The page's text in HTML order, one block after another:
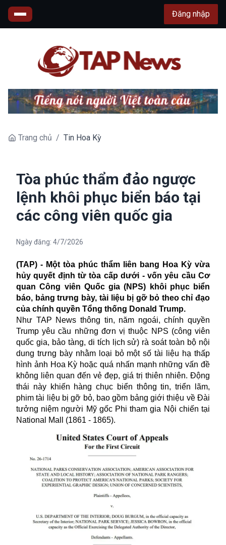
Đăng nhập
Trang chủ / Tin Hoa Kỳ
Tòa phúc thẩm đảo ngược
lệnh khôi phục biển báo tại
các công viên quốc gia
Ngày đăng: 4/7/2026
(TAP) - Một tòa phúc thẩm liên bang Hoa Kỳ vừa
hủy quyết định từ tòa cấp dưới - vốn yêu cầu Cơ
quan Công viên Quốc gia (NPS) khôi phục biển
báo, bảng trưng bày, tài liệu bị gỡ bỏ theo chỉ đạo
của chính quyền Tổng thống Donald Trump.
Như TAP News thông tin, năm ngoái, chính quyền
Trump yêu cầu những đơn vị thuộc NPS (công viên
quốc gia, bảo tàng, di tích lịch sử) rà soát toàn bộ nội
dung trưng bày nhằm loại bỏ một số tài liệu hạ thấp
hình ảnh Hoa Kỳ hoặc quá nhấn mạnh những vấn đề
không liên quan đến vẻ đẹp, giá trị thiên nhiên. Động
thái này khiến hàng chục biển thông tin, triển lãm,
phim tài liệu bị gỡ bỏ, bao gồm bảng giới thiệu về Đài
tưởng niệm người Mỹ gốc Phi tham gia Nội chiến tại
National Mall (1861 - 1865).